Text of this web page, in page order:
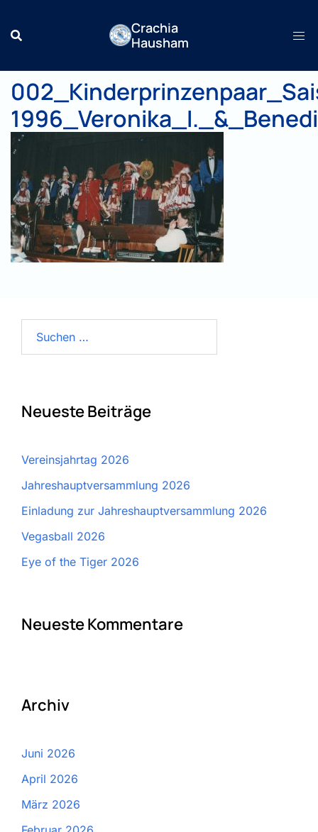
Inhalt
springen
Crachia
Hausham
nach:
Neueste Beiträge
Vereinsjahrtag 2026
Jahreshauptversammlung 2026
Einladung zur Jahreshauptversammlung 2026
Vegasball 2026
Eye of the Tiger 2026
Neueste Kommentare
Archiv
Juni 2026
April 2026
März 2026